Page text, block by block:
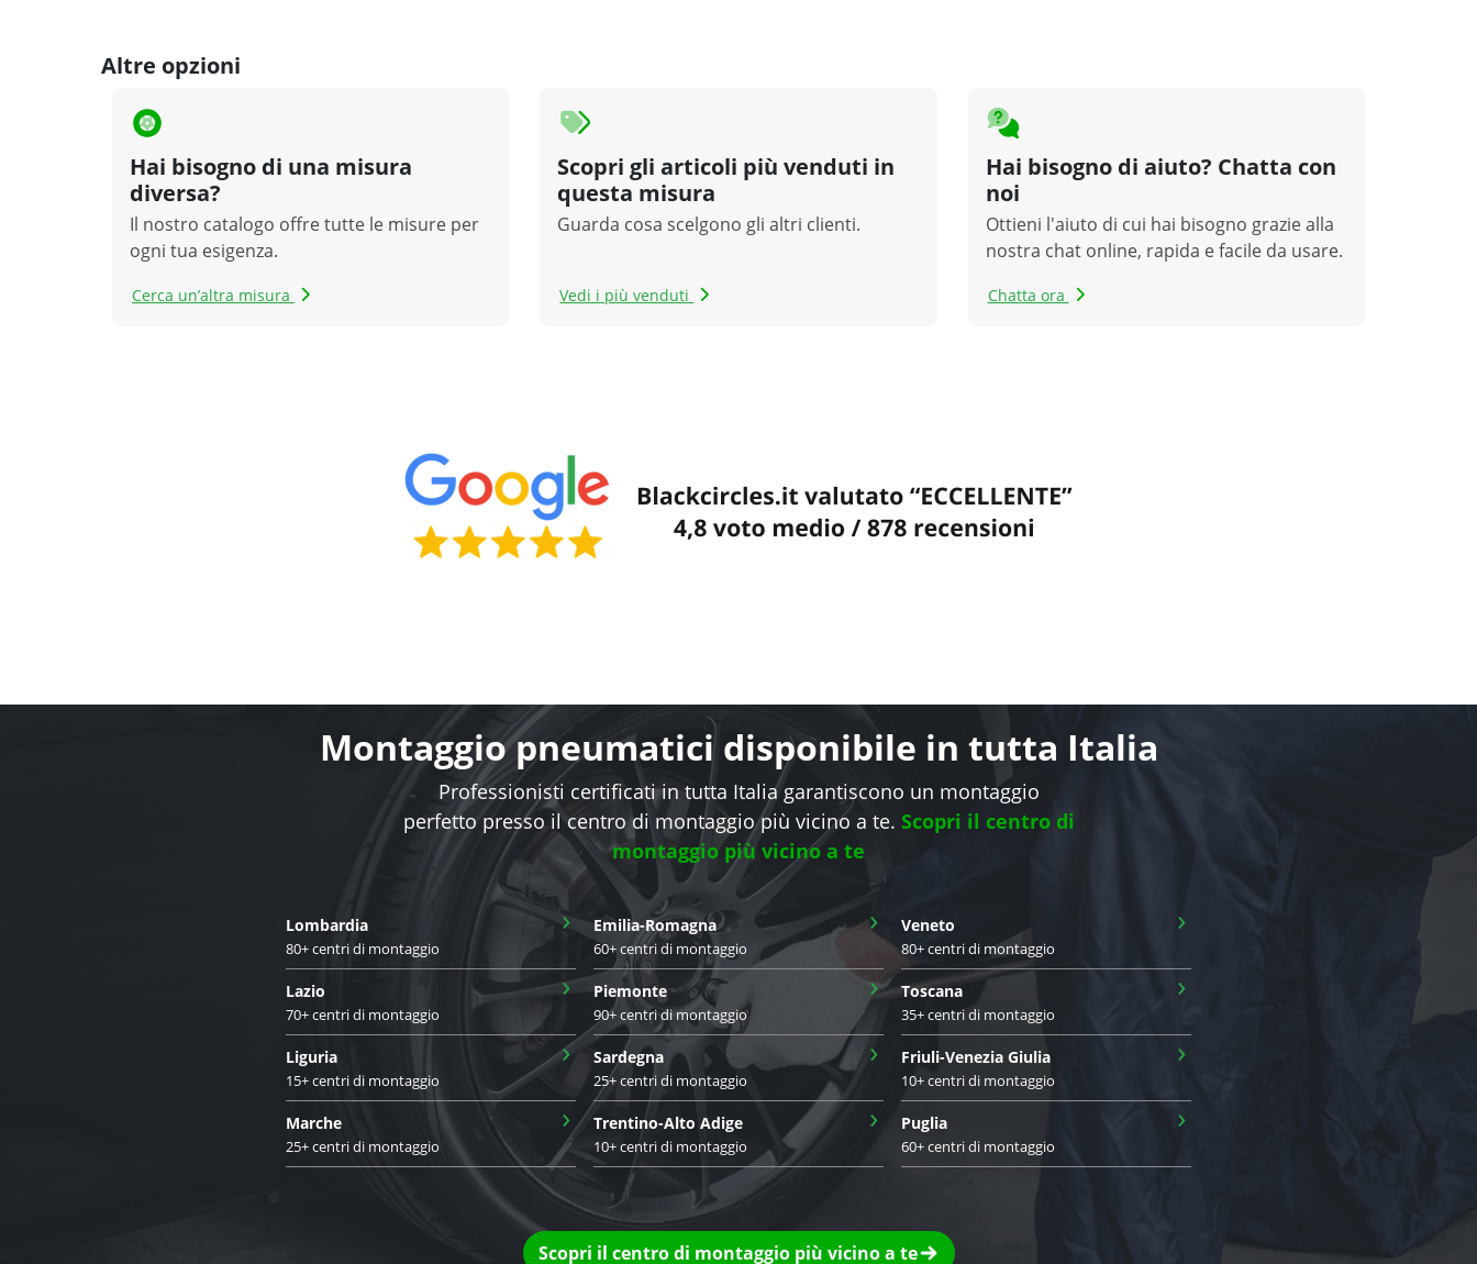
Altre opzioni
Hai bisogno di una misura
diversa?
Il nostro catalogo offre tutte le misure per
ogni tua esigenza.
Cerca un’altra misura
Scopri gli articoli più venduti in
questa misura
Guarda cosa scelgono gli altri clienti.
Vedi i più venduti
Hai bisogno di aiuto? Chatta con
noi
Ottieni l'aiuto di cui hai bisogno grazie alla
nostra chat online, rapida e facile da usare.
Chatta ora
Montaggio pneumatici disponibile in tutta Italia
Professionisti certificati in tutta Italia garantiscono un montaggio
perfetto presso il centro di montaggio più vicino a te. Scopri il centro di
montaggio più vicino a te
Lombardia
80+ centri di montaggio
› Emilia-Romagna
60+ centri di montaggio
› Veneto
80+ centri di montaggio
›
Lazio
70+ centri di montaggio
› Piemonte
90+ centri di montaggio
› Toscana
35+ centri di montaggio
›
Liguria
15+ centri di montaggio
› Sardegna
25+ centri di montaggio
› Friuli-Venezia Giulia
10+ centri di montaggio
›
Marche
25+ centri di montaggio
› Trentino-Alto Adige
10+ centri di montaggio
› Puglia
60+ centri di montaggio
›
Scopri il centro di montaggio più vicino a te